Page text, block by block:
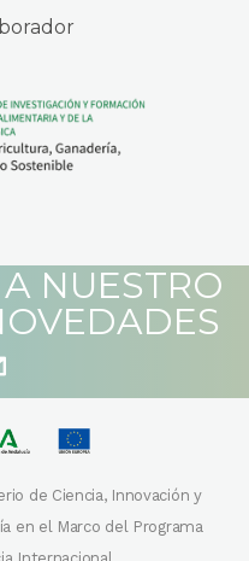
NUESTRO
de Ciencia, Innovación y
en el Marco del Programa